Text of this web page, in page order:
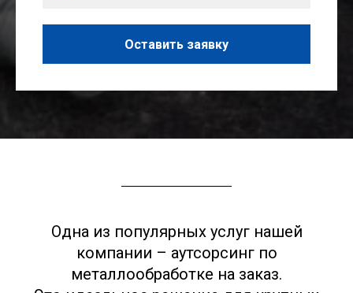
Оставить заявку
Одна из популярных услуг нашей
компании – аутсорсинг по
металлообработке на заказ.